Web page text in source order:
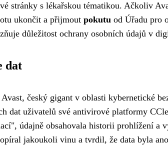
stránky s lékařskou tématikou. Ačkoliv
ukončit a přijmout pokutu od Úřadu pro
důležitost ochrany osobních údajů v
dat
český gigant v oblasti kybernetické
dat uživatelů své antivirové platformy
údajně obsahovala historii prohlížení a
jakoukoli vinu a tvrdil, že data byla